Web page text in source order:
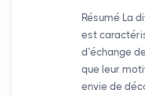
Résumé La
est
d’échange
que leur
envie de